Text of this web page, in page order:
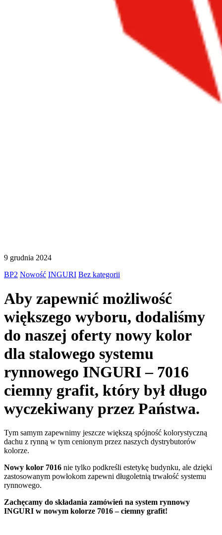
9 grudnia 2024
BP2 Nowość INGURI Bez kategorii
Aby zapewnić możliwość
większego wyboru, dodaliśmy
do naszej oferty nowy kolor
dla stalowego systemu
rynnowego INGURI – 7016
ciemny grafit, który był długo
wyczekiwany przez Państwa.
Tym samym zapewnimy jeszcze większą spójność kolorystyczną
dachu z rynną w tym cenionym przez naszych dystrybutorów
kolorze.
Nowy kolor 7016 nie tylko podkreśli estetykę budynku, ale dzięki
zastosowanym powłokom zapewni długoletnią trwałość systemu
rynnowego.
Zachęcamy do składania zamówień na system rynnowy
INGURI w nowym kolorze 7016 – ciemny grafit!